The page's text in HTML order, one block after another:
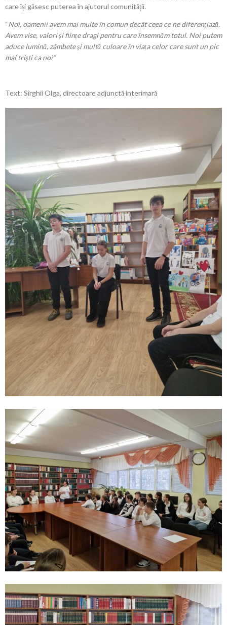
care își găsesc puterea în ajutorul comunității.
“Noi, oamenii avem mai multe în comun decât ceea ce ne diferențiază.
Avem vise, valori și ființe dragi pentru care însemnăm totul. Noi putem
aduce lumină, zâmbete și multă culoare în viața celor care sunt un pic
mai triști ca noi”
Text: Sîrghii Olga, directoare adjunctă interimară